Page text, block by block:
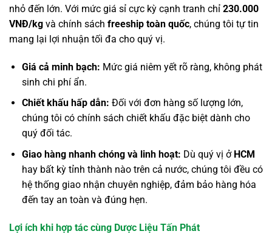
nhỏ đến lớn. Với mức giá sỉ cực kỳ cạnh tranh chỉ 230.000
VNĐ/kg và chính sách freeship toàn quốc, chúng tôi tự tin
mang lại lợi nhuận tối đa cho quý vị.
Giá cả minh bạch: Mức giá niêm yết rõ ràng, không phát
sinh chi phí ẩn.
Chiết khấu hấp dẫn: Đối với đơn hàng số lượng lớn,
chúng tôi có chính sách chiết khấu đặc biệt dành cho
quý đối tác.
Giao hàng nhanh chóng và linh hoạt: Dù quý vị ở HCM
hay bất kỳ tỉnh thành nào trên cả nước, chúng tôi đều có
hệ thống giao nhận chuyên nghiệp, đảm bảo hàng hóa
đến tay an toàn và đúng hẹn.
Lợi ích khi hợp tác cùng Dược Liệu Tấn Phát